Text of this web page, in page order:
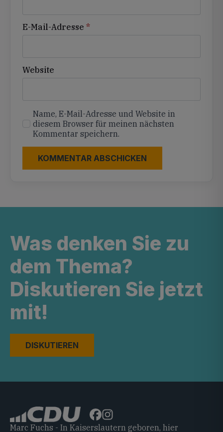
E-Mail-Adresse *
Website
Name, E-Mail-Adresse und Website in
diesem Browser für meinen nächsten
Kommentar speichern.
Was denken Sie zu
dem Thema?
Diskutieren Sie jetzt
mit!
DISKUTIEREN
Marc Fuchs - In Kaiserslautern geboren, hier